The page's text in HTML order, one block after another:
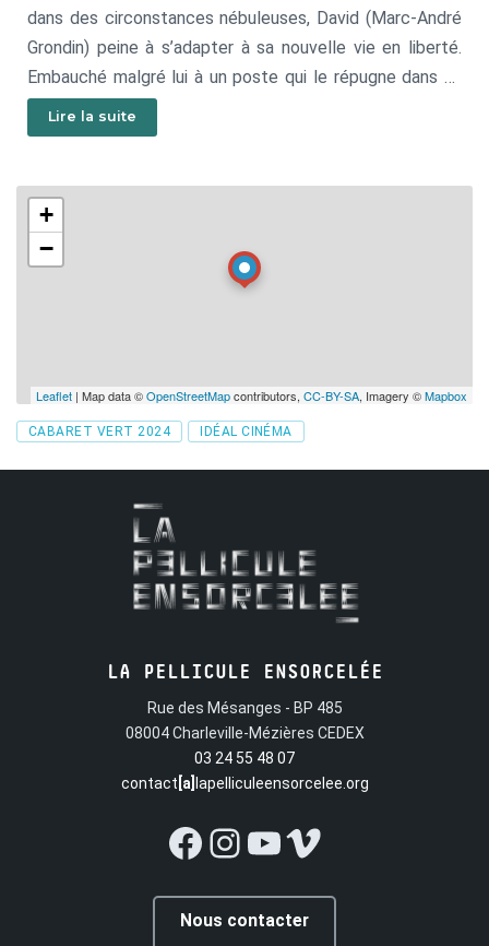
dans des circonstances nébuleuses, David (Marc-André
Grondin) peine à s’adapter à sa nouvelle vie en liberté.
Embauché malgré lui à un poste qui le répugne dans un
abattoir porcin par l’entremise d’un programme de
réinsertion sociale, il multiplie les démarches pour
au groupe. Lorsqu’il sera témoin de la cruauté de ses
nouveaux collègues de travail, il devra toutefois
redoubler d’efforts pour réprimer la violence qui
Lire la suite
+
−
Leaflet | Map data ©OpenStreetMapcontributors, CC-BY-SA, Imagery ©Mapbox
Tags
CABARET VERT 2024 IDÉAL CINÉMA
LA PELLICULE ENSORCELÉE
Rue des Mésanges - BP 485
08004 Charleville-Mézières CEDEX
03 24 55 48 07
contact [a] lapelliculeensorcelee.org
Facebook
Instagram
YouTube
Vimeo
Nous contacter